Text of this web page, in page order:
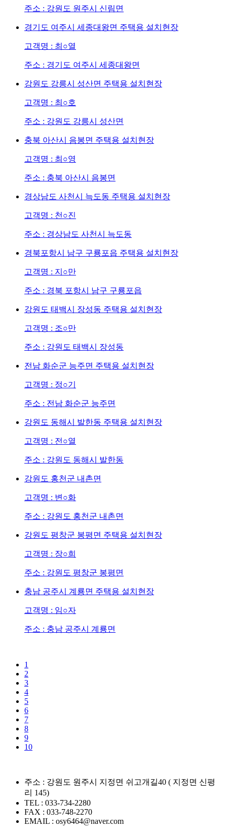
주소 : 강원도 원주시 신림면
경기도 여주시 세종대왕면 주택용 설치현장
고객명 : 최○열
주소 : 경기도 여주시 세종대왕면
강원도 강릉시 성산면 주택용 설치현장
고객명 : 최○호
주소 : 강원도 강릉시 성산면
충북 아산시 음봉면 주택용 설치현장
고객명 : 최○영
주소 : 충북 아산시 음봉면
경상남도 사천시 늑도동 주택용 설치현장
고객명 : 천○진
주소 : 경상남도 사천시 늑도동
경북포항시 남구 구룡포읍 주택용 설치현장
고객명 : 지○만
주소 : 경북 포항시 남구 구룡포읍
강원도 태백시 장성동 주택용 설치현장
고객명 : 조○만
주소 : 강원도 태백시 장성동
전남 화순군 능주면 주택용 설치현장
고객명 : 정○기
주소 : 전남 화순군 능주면
강원도 동해시 발한동 주택용 설치현장
고객명 : 전○열
주소 : 강원도 동해시 발한동
강원도 홍천군 내촌면
고객명 : 변○화
주소 : 강원도 홍천군 내촌면
강원도 평창군 봉평면 주택용 설치현장
고객명 : 장○희
주소 : 강원도 평창군 봉평면
충남 공주시 계룡면 주택용 설치현장
고객명 : 임○자
주소 : 충남 공주시 계룡면
1
2
3
4
5
6
7
8
9
10
주소 : 강원도 원주시 지정면 쉬고개길40 ( 지정면 신평
리 145)
TEL : 033-734-2280
FAX : 033-748-2270
EMAIL : osy6464@naver.com